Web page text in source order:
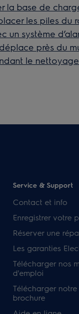
la base de
les piles du
un système
près du
le
Service & Support
Contact et info
Enregistrer votre
Réserver une
Les garanties
Télécharger nos
d'emploi
Télécharger notre
brochure